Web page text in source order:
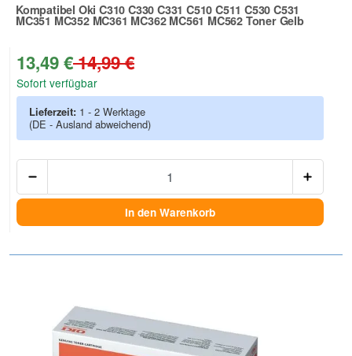
Kompatibel Oki C310 C330 C331 C510 C511 C530 C531
MC351 MC352 MC361 MC362 MC561 MC562 Toner Gelb
13,49 €14,99 €
Sofort verfügbar
Lieferzeit: 1 - 2 Werktage
(DE - Ausland abweichend)
In den Warenkorb